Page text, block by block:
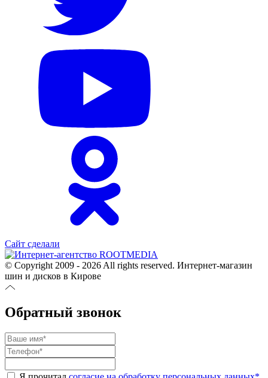
Сайт сделали
© Copyright 2009 - 2026 All rights reserved. Интернет-магазин
шин и дисков в Кирове
Обратный звонок